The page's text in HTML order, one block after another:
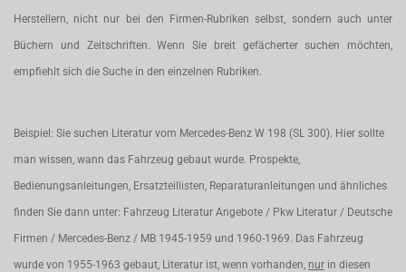
Herstellern, nicht nur bei den Firmen-Rubriken selbst, sondern auch unter
Büchern und Zeitschriften. Wenn Sie breit gefächerter suchen möchten,
empfiehlt sich die Suche in den einzelnen Rubriken.
Beispiel: Sie suchen Literatur vom Mercedes-Benz W 198 (SL 300). Hier sollte
man wissen, wann das Fahrzeug gebaut wurde. Prospekte,
Bedienungsanleitungen, Ersatzteillisten, Reparaturanleitungen und ähnliches
finden Sie dann unter: Fahrzeug Literatur Angebote / Pkw Literatur / Deutsche
Firmen / Mercedes-Benz / MB 1945-1959 und 1960-1969. Das Fahrzeug
wurde von 1955-1963 gebaut, Literatur ist, wenn vorhanden, nur in diesen